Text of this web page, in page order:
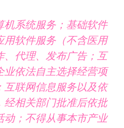
机系统服务；基础软件
用软件服务（不含医用
、代理、发布广告；互
业依法自主选择经营项
互联网信息服务以及依
经相关部门批准后依批
动；不得从事本市产业